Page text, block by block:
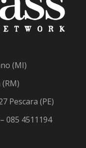
(MI)
Pescara (PE)
085 4511194